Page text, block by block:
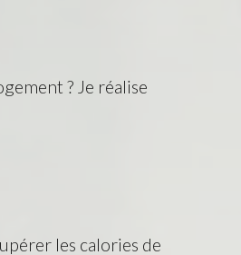
? Je réalise
les calories de